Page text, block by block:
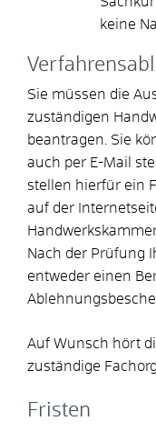
keine
Sie müssen die
zuständigen
beantragen. Sie
auch per E-Mail
stellen hierfür ein
auf der
Nach der Prüfung
entweder einen
Auf Wunsch hört
zuständige
Fristen